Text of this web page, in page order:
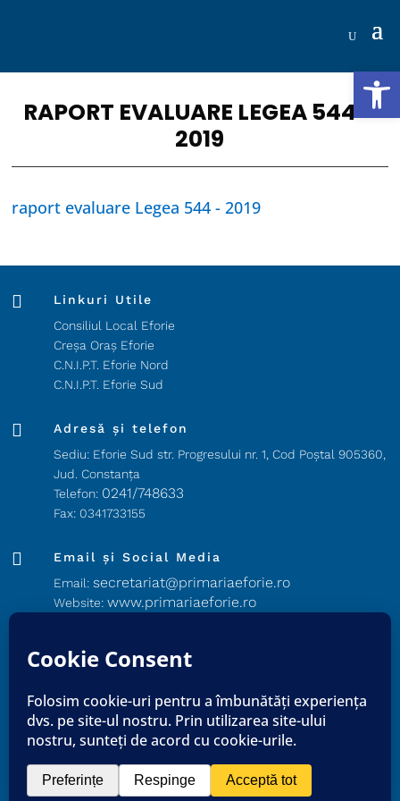
RAPORT EVALUARE LEGEA 544 –
2019
raport evaluare Legea 544 - 2019

Linkuri Utile
Consiliul Local Eforie
Creșa Oraș Eforie
C.N.I.P.T. Eforie Nord
C.N.I.P.T. Eforie Sud

Adresă și telefon
Sediu: Eforie Sud str. Progresului nr. 1, Cod Poştal 905360,
Jud. Constanţa
Telefon: 0241/748633
Fax: 0341733155

Email și Social Media
Email:secretariat@primariaeforie.ro
Website:www.primariaeforie.ro
Copyright © 2026 Primăria Orașului Eforie. Toate drepturile
rezervate.
Harta Site/Politica Cookie